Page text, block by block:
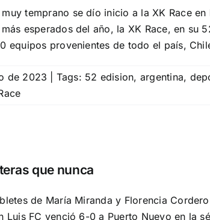
temprano se dío inicio a la XK Race
esperados del año, la XK Race, en su
equipos provenientes de todo el país,
de 2023 Tags: 52 edision, argentina,
que nunca
de María Miranda y Florencia
Luis FC venció 6-0 a Puerto Nuevo en la